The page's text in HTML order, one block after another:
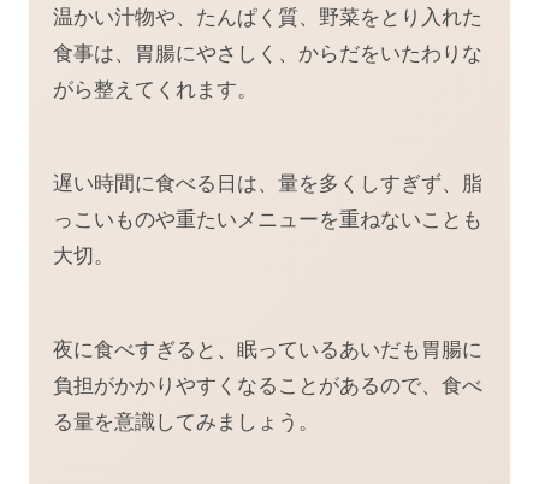
温かい汁物や、たんぱく質、野菜をとり入れた
食事は、胃腸にやさしく、からだをいたわりな
がら整えてくれます。
遅い時間に食べる日は、量を多くしすぎず、脂
っこいものや重たいメニューを重ねないことも
大切。
夜に食べすぎると、眠っているあいだも胃腸に
負担がかかりやすくなることがあるので、食べ
る量を意識してみましょう。